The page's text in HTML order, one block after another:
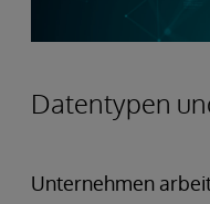
Datentypen
Unternehmen